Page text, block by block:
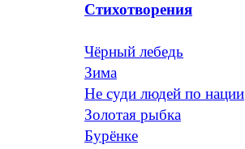
Стихотворения
Чёрный лебедь
Зима
Не суди людей по нации
Золотая рыбка
Бурёнке